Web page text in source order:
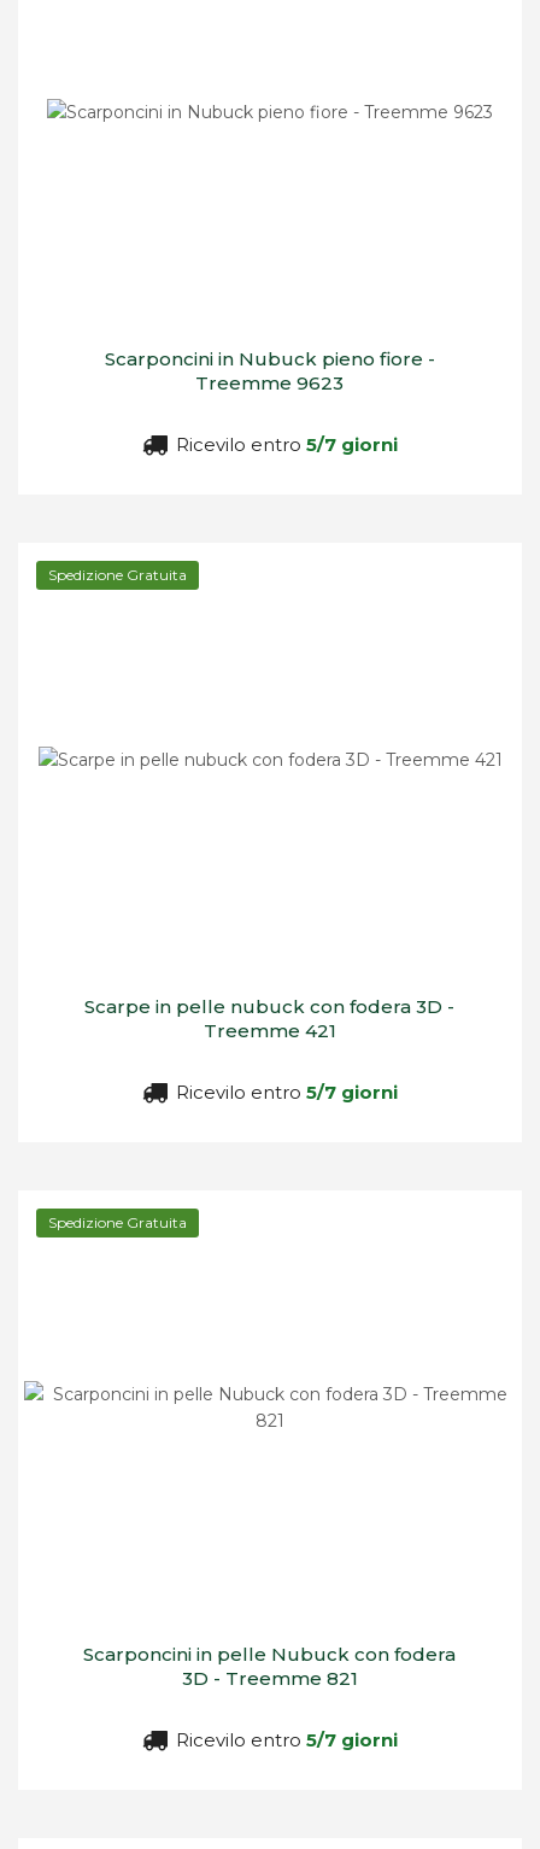
Scarponcini in Nubuck pieno fiore -
Treemme 9623
Ricevilo entro 5/7 giorni
Spedizione Gratuita
Scarpe in pelle nubuck con fodera 3D -
Treemme 421
Ricevilo entro 5/7 giorni
Spedizione Gratuita
Scarponcini in pelle Nubuck con fodera
3D - Treemme 821
Ricevilo entro 5/7 giorni